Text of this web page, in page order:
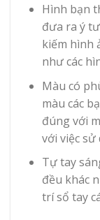
Hình bạn
đưa ra ý
kiếm hình
như các
Màu có
màu các
đúng với
với việc
Tự tay
đều khác
trí sổ tay